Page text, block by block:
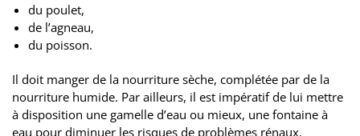
du poulet,
de l’agneau,
du poisson.
Il doit manger de la nourriture sèche, complétée par de la
nourriture humide. Par ailleurs, il est impératif de lui mettre
à disposition une gamelle d’eau ou mieux, une fontaine à
eau pour diminuer les risques de problèmes rénaux.